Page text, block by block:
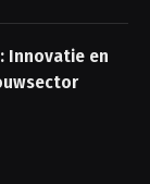
Innovatie en